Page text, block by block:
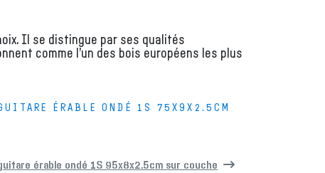
Il se distingue par ses qualités
comme l’un des bois européens les plus
ÉRABLE ONDÉ 1S 75X9X2.5CM
érable ondé 1S 95x8x2.5cm sur couche